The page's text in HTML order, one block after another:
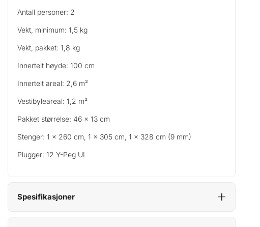
Antall personer: 2
Vekt, minimum: 1,5 kg
Vekt, pakket: 1,8 kg
Innertelt høyde: 100 cm
Innertelt areal: 2,6 m²
Vestibyleareal: 1,2 m²
Pakket størrelse: 46 x 13 cm
Stenger: 1 x 260 cm, 1 x 305 cm, 1 x 328 cm (9 mm)
Plugger: 12 Y-Peg UL
Spesifikasjoner